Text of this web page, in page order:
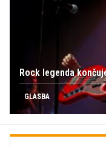
Rock legenda
GLASBA